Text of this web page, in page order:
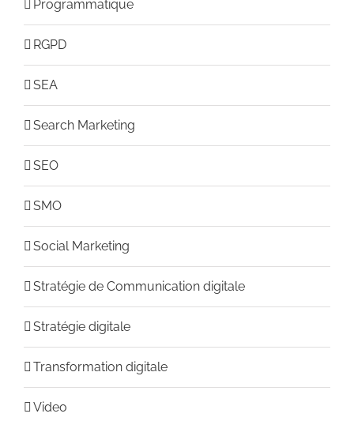
Programmatique
RGPD
SEA
Search Marketing
SEO
SMO
Social Marketing
Stratégie de Communication digitale
Stratégie digitale
Transformation digitale
Video